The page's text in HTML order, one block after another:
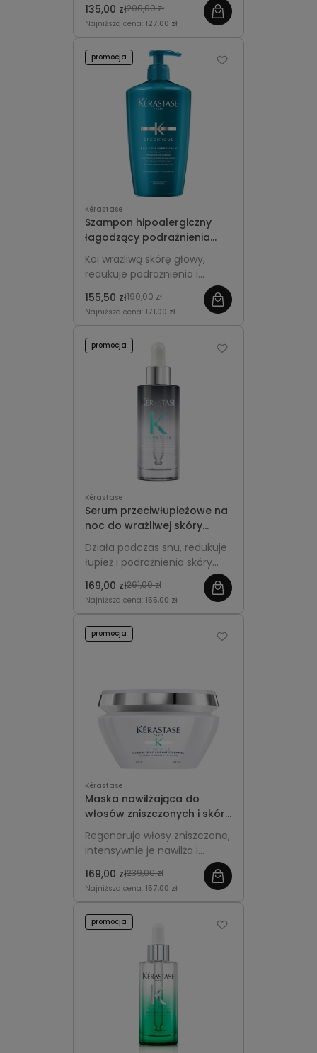
przywracając świeżość i
komfort wrażliwej skórze
135,00 zł200,00 zł
Najniższa cena: 127,00 zł
Kérastase
Szampon hipoalergiczny
łagodzący podrażnienia
skóry głowy - Kérastase
Specifique Bain Vital
Dermo-Calm 500ml z
pompką
Koi wrażliwą skórę głowy,
redukuje podrażnienia i
oczyszcza włosy,
pozostawiając je miękkie i
155,50 zł190,00 zł
Najniższa cena: 171,00 zł
promocja
Kérastase
Serum przeciwłupieżowe na
noc do wrażliwej skóry
głowy - Kérastase
Symbiose 90ml
Działa podczas snu, redukuje
łupież i podrażnienia skóry
głowy, przywraca równowagę
i wspiera zdrowy wzrost
włosów.
169,00 zł261,00 zł
Najniższa cena: 155,00 zł
promocja
Kérastase
Maska nawilżająca do
włosów zniszczonych i skóry
głowy z łupieżem -
Kérastase Symbiose 200ml
Regeneruje włosy zniszczone,
intensywnie je nawilża i
łagodzi objawy łupieżu i koi
skórę głowy.
169,00 zł239,00 zł
Najniższa cena: 157,00 zł
promocja
promocja